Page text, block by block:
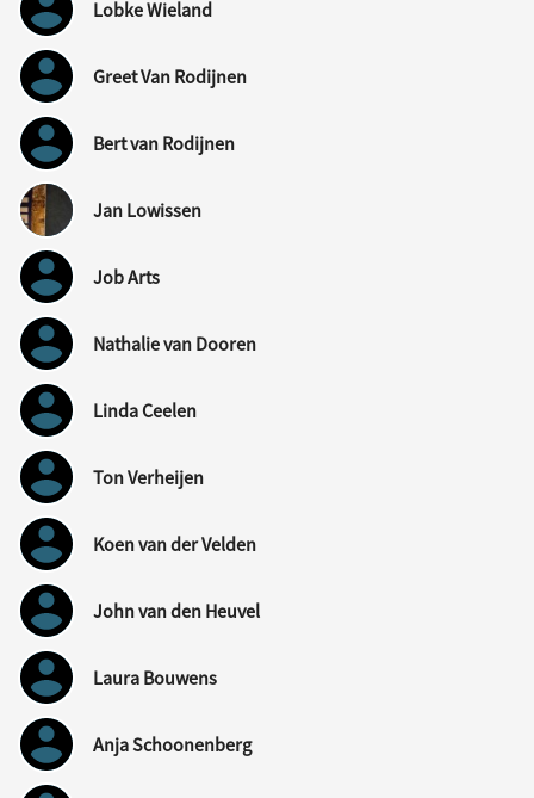
Lobke Wieland
Greet Van Rodijnen
Bert van Rodijnen
Jan Lowissen
Job Arts
Nathalie van Dooren
Linda Ceelen
Ton Verheijen
Koen van der Velden
John van den Heuvel
Laura Bouwens
Anja Schoonenberg